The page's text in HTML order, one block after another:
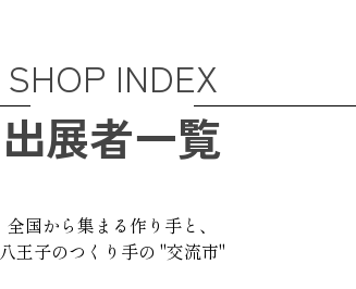
SHOP INDEX
出展者一覧
全国から集まる作り手と、
八王子のつくり手の "交流市"